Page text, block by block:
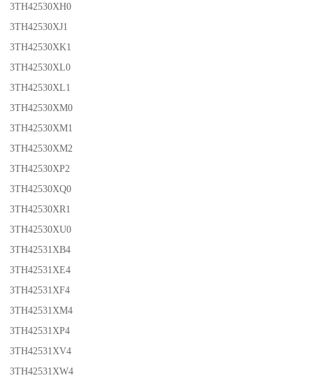
3TH42530XH0
3TH42530XJ1
3TH42530XK1
3TH42530XL0
3TH42530XL1
3TH42530XM0
3TH42530XM1
3TH42530XM2
3TH42530XP2
3TH42530XQ0
3TH42530XR1
3TH42530XU0
3TH42531XB4
3TH42531XE4
3TH42531XF4
3TH42531XM4
3TH42531XP4
3TH42531XV4
3TH42531XW4